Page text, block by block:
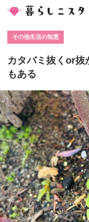
その他生活の知恵
カタバミ抜くor抜
もある